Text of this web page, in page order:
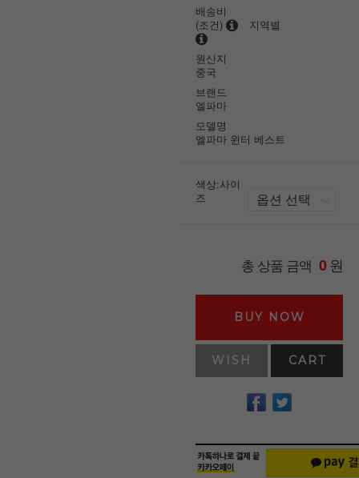
배송비
(조건)
지역별
원산지
중국
브랜드
엘파마
모델명
엘파마 윈터 베스트
색상:사이
즈
총 상품 금액 0원
BUY NOW
WISH CART